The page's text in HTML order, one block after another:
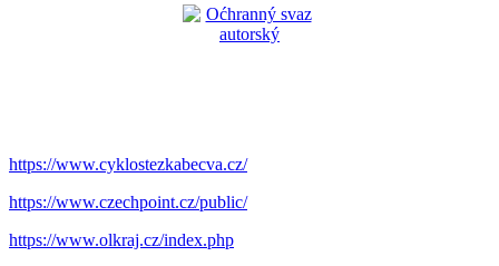
https://www.cyklostezkabecva.cz/
https://www.czechpoint.cz/public/
https://www.olkraj.cz/index.php